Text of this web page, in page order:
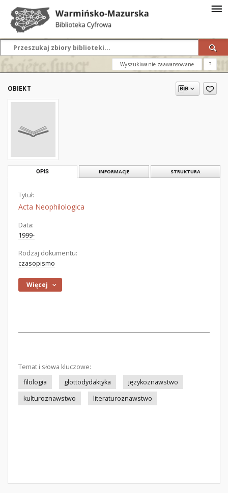
Wyszukiwanie zaawansowane ?
OBIEKT
OPIS INFORMACJE STRUKTURA
Tytuł:
Acta Neophilologica
Data:
1999-
Rodzaj dokumentu:
czasopismo
Więcej
Temat i słowa kluczowe:
filologia
glottodydaktyka
językoznawstwo
kulturoznawstwo
literaturoznawstwo